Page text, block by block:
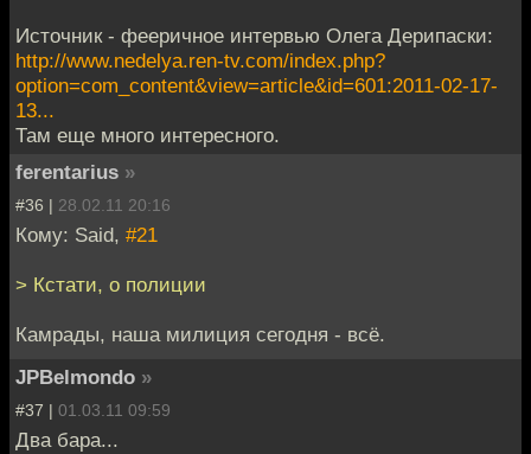
Источник - фееричное интервью Олега Дерипаски:
http://www.nedelya.ren-tv.com/index.php?
option=com_content&view=article&id=601:2011-02-17-
13...
Там еще много интересного.
ferentarius »
#36 | 28.02.11 20:16
Кому: Said, #21
> Кстати, о полиции
Камрады, наша милиция сегодня - всё.
JPBelmondo »
#37 | 01.03.11 09:59
Два бара...